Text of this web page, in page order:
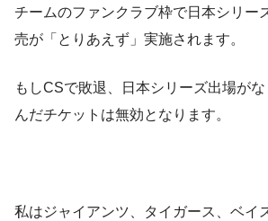
チームのファンクラブ枠で日本シリー
売が「とりあえず」実施されます。
もしCSで敗退、日本シリーズ出場が
んだチケットは無効となります。
私はジャイアンツ、タイガース、ベイ